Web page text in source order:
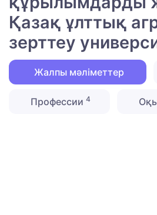
Қазақ ұлттық
зерттеу
Жалпы мәліметтер
Профессии 4